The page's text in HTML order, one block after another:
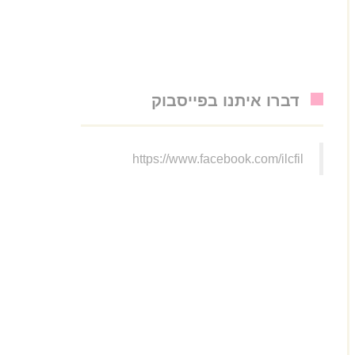
דברו איתנו בפייסבוק
https://www.facebook.com/ilcfil